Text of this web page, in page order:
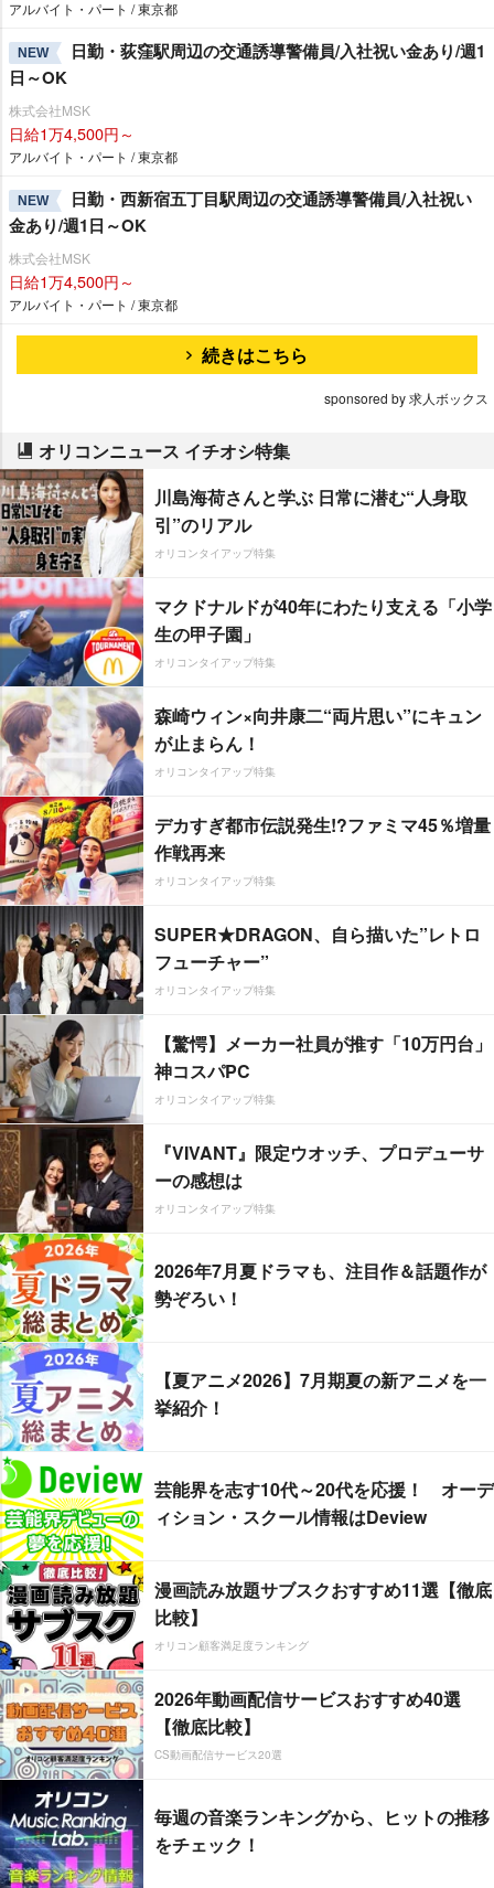
アルバイト・パート / 東京都
NEW
日勤・荻窪駅周辺の交通誘導警備員/入社祝い金あり/週1
日～OK
株式会社MSK
日給1万4,500円～
アルバイト・パート / 東京都
NEW
日勤・西新宿五丁目駅周辺の交通誘導警備員/入社祝い
金あり/週1日～OK
株式会社MSK
日給1万4,500円～
アルバイト・パート / 東京都
続きはこちら
sponsored by 求人ボックス
オリコンニュース イチオシ特集
川島海荷さんと学ぶ 日常に潜む“人身取
引”のリアル
オリコンタイアップ特集
マクドナルドが40年にわたり支える「小学
生の甲子園」
オリコンタイアップ特集
森崎ウィン×向井康二“両片思い”にキュン
が止まらん！
オリコンタイアップ特集
デカすぎ都市伝説発生!?ファミマ45％増量
作戦再来
オリコンタイアップ特集
SUPER★DRAGON、自ら描いた”レトロ
フューチャー”
オリコンタイアップ特集
【驚愕】メーカー社員が推す「10万円台」
神コスパPC
オリコンタイアップ特集
『VIVANT』限定ウオッチ、プロデューサ
ーの感想は
オリコンタイアップ特集
2026年7月夏ドラマも、注目作＆話題作が
勢ぞろい！
【夏アニメ2026】7月期夏の新アニメを一
挙紹介！
芸能界を志す10代～20代を応援！ オーデ
ィション・スクール情報はDeview
漫画読み放題サブスクおすすめ11選【徹底
比較】
オリコン顧客満足度ランキング
2026年動画配信サービスおすすめ40選
【徹底比較】
CS動画配信サービス20選
毎週の音楽ランキングから、ヒットの推移
をチェック！